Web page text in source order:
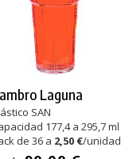
Laguna
SAN
177,4 a 295,7 ml
de 36 a 2,50 €/unidad